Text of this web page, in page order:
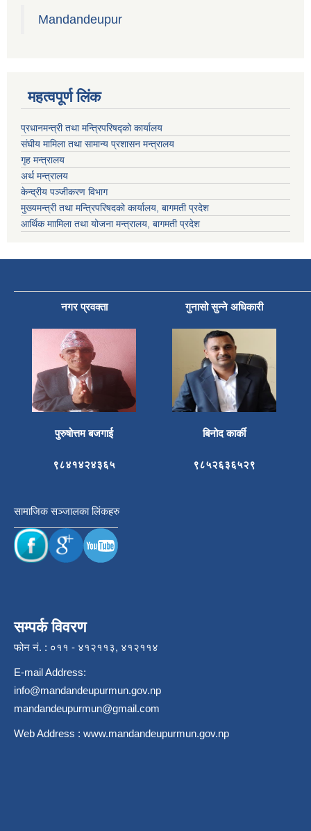
Mandandeupur
महत्वपूर्ण लिंक
प्रधानमन्त्री तथा मन्त्रिपरिषद्को कार्यालय
संघीय मामिला तथा सामान्य प्रशासन मन्त्रालय
गृह मन्त्रालय
अर्थ मन्त्रालय
केन्द्रीय पञ्जीकरण विभाग
मुख्यमन्त्री तथा मन्त्रिपरिषदको कार्यालय, बागमती प्रदेश
आर्थिक माामिला तथा योजना मन्त्रालय, बागमती प्रदेश
नगर प्रवक्ता गुनासो सुन्ने अधिकारी
पुरुषोत्तम बजगाई बिनोद कार्की
९८४१४२४३६५ ९८५२६३६५२९
सामाजिक सञ्जालका लिंकहरु
सम्पर्क विवरण
फोन नं. : ०११ - ४१२११३, ४१२११४
E-mail Address:
info@mandandeupurmun.gov.np
mandandeupurmun@gmail.com
Web Address : www.mandandeupurmun.gov.np